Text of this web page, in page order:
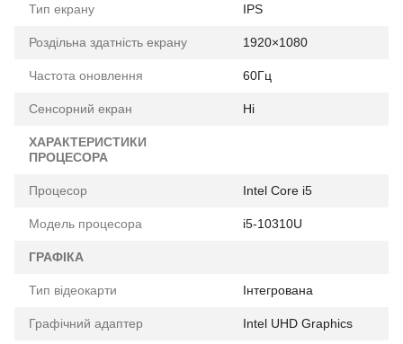
Тип екрану IPS
Роздільна здатність екрану 1920×1080
Частота оновлення 60Гц
Сенсорний екран Ні
ХАРАКТЕРИСТИКИ
ПРОЦЕСОРА
Процесор Intel Core i5
Модель процесора i5-10310U
ГРАФІКА
Тип відеокарти Інтегрована
Графічний адаптер Intel UHD Graphics